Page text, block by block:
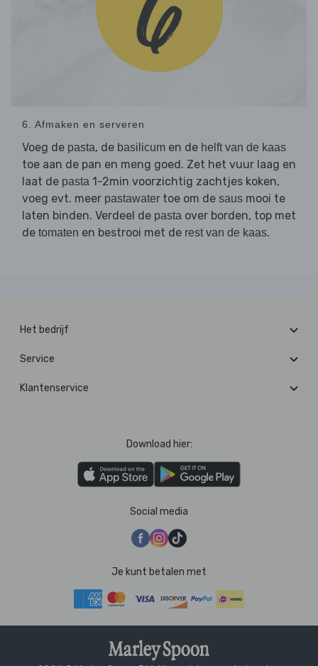
6. Afmaken en serveren
Voeg de pasta, de basilicum en de helft van de kaas
toe aan de pan en meng goed. Zet het vuur laag en
laat de pasta 1-2min voorzichtig zachtjes koken,
voeg evt. meer pastawater toe om de saus mooi te
laten binden. Verdeel de pasta over borden, top met
de tomaten en bestrooi met de rest van de kaas.
Het bedrijf
Service
Klantenservice
Download hier:
Social media
Je kunt betalen met